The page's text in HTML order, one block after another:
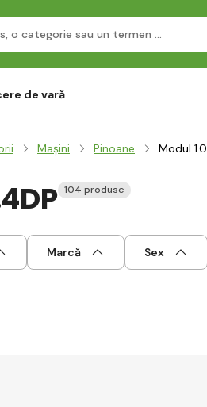
de vară
Mașini Pinoane Modul
104 produse
Marcă Sex